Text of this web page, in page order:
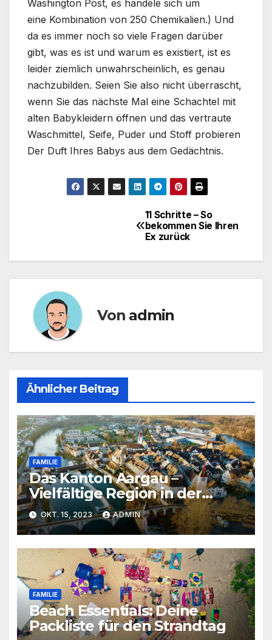
Washington Post, es handele sich um
eine Kombination von 250 Chemikalien.) Und
da es immer noch so viele Fragen darüber
gibt, was es ist und warum es existiert, ist es
leider ziemlich unwahrscheinlich, es genau
nachzubilden. Seien Sie also nicht überrascht,
wenn Sie das nächste Mal eine Schachtel mit
alten Babykleidern öffnen und das vertraute
Waschmittel, Seife, Puder und Stoff probieren
Der Duft Ihres Babys aus dem Gedächtnis.
Beitragsnavigation
11 Schritte – So
bekommen Sie Ihren
Ex zurück
Von admin
Ähnlicher Beitrag
FAMILIE
Das Kanton Aargau –
Vielfältige Region in der
Schweiz
OKT. 15, 2023 ADMIN
FAMILIE
Beach Essentials: Deine
Packliste für den Strandtag